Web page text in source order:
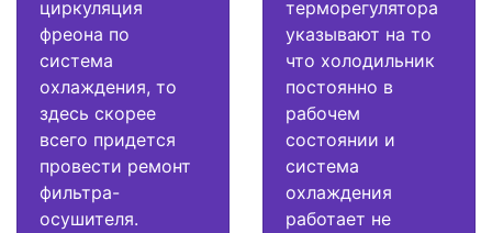
циркуляция
фреона по
система
охлаждения, то
здесь скорее
всего придется
провести ремонт
фильтра-
осушителя.
терморегулятора
указывают на то
что холодильник
постоянно в
рабочем
состоянии и
система
охлаждения
работает не